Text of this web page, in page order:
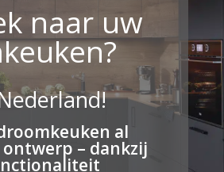
naar uw
al
– dankzij